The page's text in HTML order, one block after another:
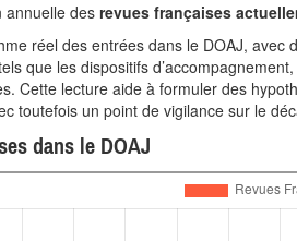
annuelle des revues françaises
réel des entrées dans le DOAJ,
que les dispositifs
Cette lecture aide à formuler des
toutefois un point de vigilance sur le
dans le DOAJ